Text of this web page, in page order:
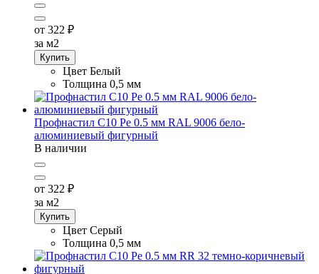
от 322 ₽
за м2
Купить
Цвет Белый
Толщина 0,5 мм
Профнастил С10 Pe 0.5 мм RAL 9006 бело-
алюминиевый фигурный
В наличии
от 322 ₽
за м2
Купить
Цвет Серый
Толщина 0,5 мм